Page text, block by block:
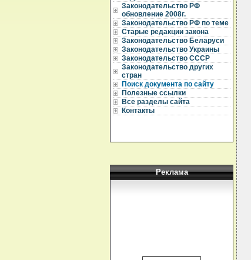
Законодательство РФ
обновление 2008г.
Законодательство РФ по теме
Старые редакции закона
Законодательство Беларуси
Законодательство Украины
Законодательство СССР
Законодательство других
стран
Поиск документа по сайту
Полезные ссылки
Все разделы сайта
Контакты
Реклама